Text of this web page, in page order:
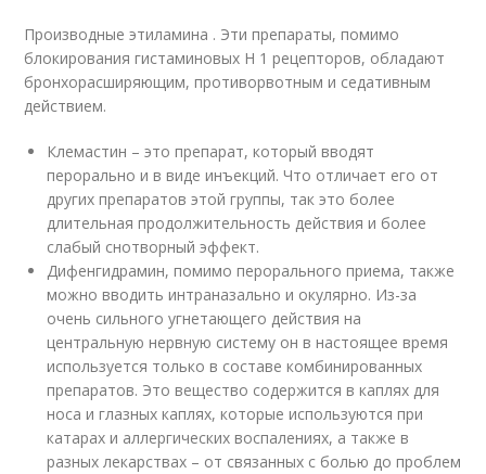
Производные этиламина . Эти препараты, помимо
блокирования гистаминовых H 1 рецепторов, обладают
бронхорасширяющим, противорвотным и седативным
действием.
Клемастин – это препарат, который вводят
перорально и в виде инъекций. Что отличает его от
других препаратов этой группы, так это более
длительная продолжительность действия и более
слабый снотворный эффект.
Дифенгидрамин, помимо перорального приема, также
можно вводить интраназально и окулярно. Из-за
очень сильного угнетающего действия на
центральную нервную систему он в настоящее время
используется только в составе комбинированных
препаратов. Это вещество содержится в каплях для
носа и глазных каплях, которые используются при
катарах и аллергических воспалениях, а также в
разных лекарствах – от связанных с болью до проблем